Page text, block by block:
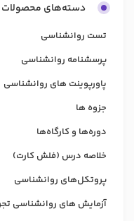
دسته‌های محصولات
تست روانشناسی
پرسشنامه روانشناسی
پاورپوینت های روانشناسی
جزوه ها
دوره‌ها و کارگاه‌ها
خلاصه درس (فلش کارت)
پروتکل‌های روانشناسی
آزمایش های روانشناسی